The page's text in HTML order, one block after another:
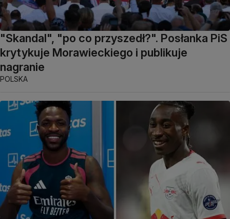
"Skandal", "po co przyszedł?". Posłanka PiS
krytykuje Morawieckiego i publikuje
nagranie
POLSKA